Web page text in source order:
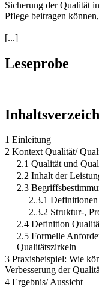
Sicherung der Qualität
Pflege beitragen
[...]
Leseprobe
1 Einleitung
2 Kontext Qualität/
2.1 Qualität und
2.2 Inhalt der
2.3
2.3.1 Definitionen
2.3.2 Struktur-,
2.4 Definition
2.5 Formelle
Qualitätszirkeln
3 Praxisbeispiel: Wie
Verbesserung der
4 Ergebnis/ Aussicht